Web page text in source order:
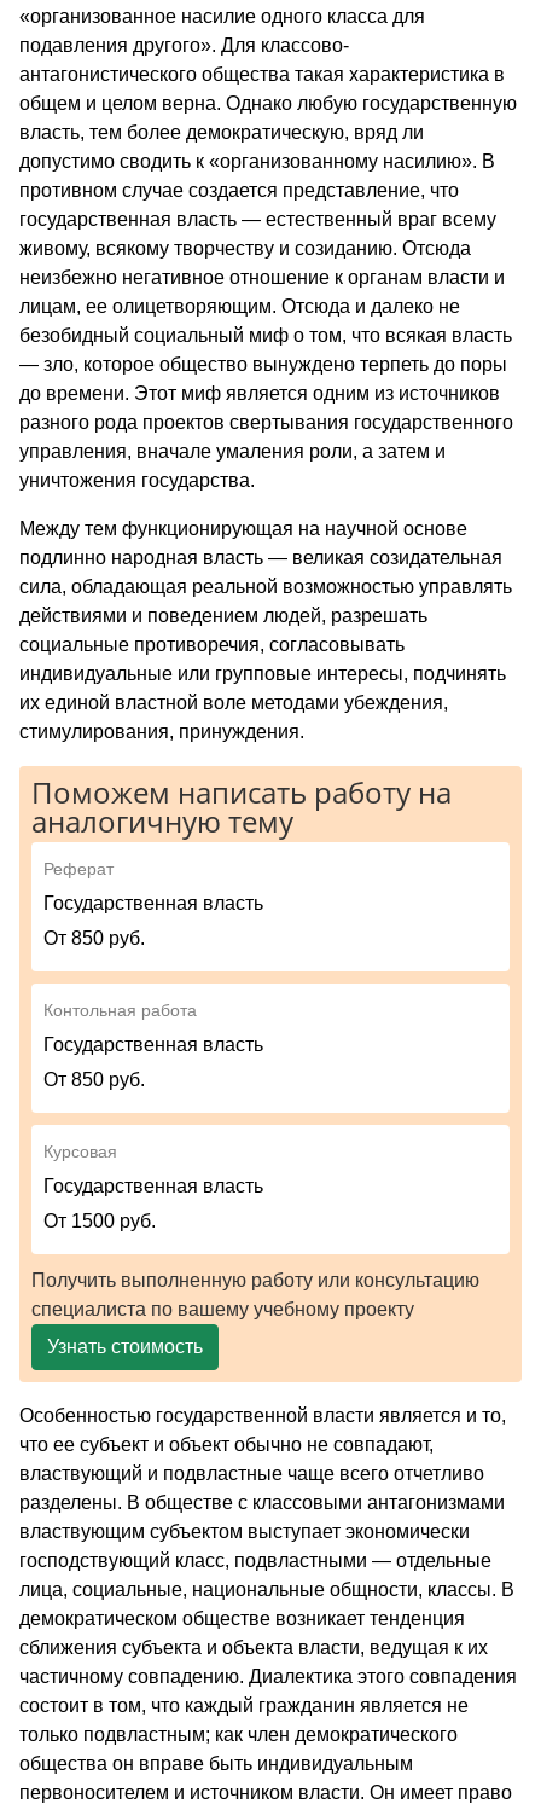
«организованное насилие одного класса для
подавления другого». Для классово-
антагонистического общества такая характеристика в
общем и целом верна. Однако любую государственную
власть, тем более демократическую, вряд ли
допустимо сводить к «организованному насилию». В
противном случае создается представление, что
государственная власть — естественный враг всему
живому, всякому творчеству и созиданию. Отсюда
неизбежно негативное отношение к органам власти и
лицам, ее олицетворяющим. Отсюда и далеко не
безобидный социальный миф о том, что всякая власть
— зло, которое общество вынуждено терпеть до поры
до времени. Этот миф является одним из источников
разного рода проектов свертывания государственного
управления, вначале умаления роли, а затем и
уничтожения государства.
Между тем функционирующая на научной основе
подлинно народная власть — великая созидательная
сила, обладающая реальной возможностью управлять
действиями и поведением людей, разрешать
социальные противоречия, согласовывать
индивидуальные или групповые интересы, подчинять
их единой властной воле методами убеждения,
стимулирования, принуждения.
Поможем написать работу на
аналогичную тему
Реферат
Государственная власть
От 850 руб.
Контольная работа
Государственная власть
От 850 руб.
Курсовая
Государственная власть
От 1500 руб.
Получить выполненную работу или консультацию
специалиста по вашему учебному проекту
Узнать стоимость
Особенностью государственной власти является и то,
что ее субъект и объект обычно не совпадают,
властвующий и подвластные чаще всего отчетливо
разделены. В обществе с классовыми антагонизмами
властвующим субъектом выступает экономически
господствующий класс, подвластными — отдельные
лица, социальные, национальные общности, классы. В
демократическом обществе возникает тенденция
сближения субъекта и объекта власти, ведущая к их
частичному совпадению. Диалектика этого совпадения
состоит в том, что каждый гражданин является не
только подвластным; как член демократического
общества он вправе быть индивидуальным
первоносителем и источником власти. Он имеет право